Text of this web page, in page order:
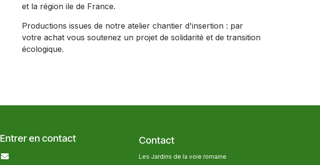
et la région ile de France.
Productions issues de notre atelier chantier d'insertion : par
votre achat vous soutenez un projet de solidarité et de transition
écologique.
Entrer en contact Contact
Les Jardins de la voie romaine